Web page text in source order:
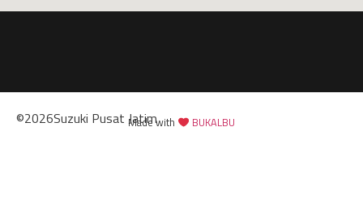
©2026Suzuki Pusat Jatim
Made with BUKALBU